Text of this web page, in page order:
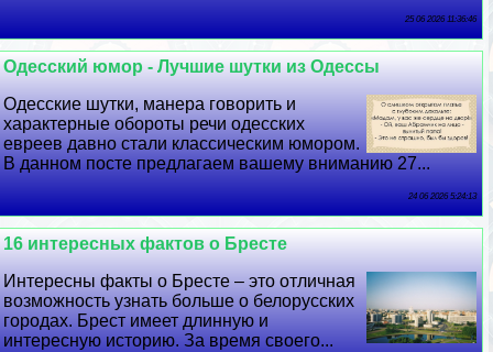
25 06 2026 11:36:46
Одесский юмор - Лучшие шутки из Одессы
Одесские шутки, манера говорить и
хаpaктерные обороты речи одесских
евреев давно стали классическим юмором.
В данном посте предлагаем вашему вниманию 27...
24 06 2026 5:24:13
16 интересных фактов о Бресте
Интересны факты о Бресте – это отличная
возможность узнать больше о белорусских
городах. Брест имеет длинную и
интересную историю. За время своего...